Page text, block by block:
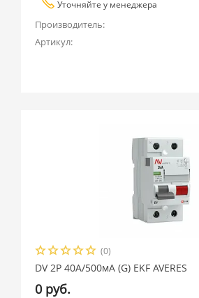
Уточняйте у менеджера
Производитель:
Артикул:
(0)
DV 2P 40А/500мА (G) EKF AVERES
0 руб.